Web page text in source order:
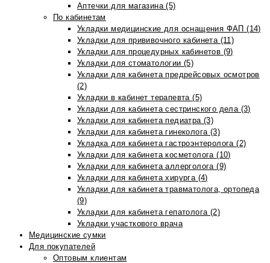
Аптечки для магазина (5)
По кабинетам
Укладки медицинские для оснащения ФАП (14)
Укладки для прививочного кабинета (11)
Укладки для процедурных кабинетов (9)
Укладки для стоматологии (5)
Укладки для кабинета предрейсовых осмотров
(2)
Укладки в кабинет терапевта (5)
Укладки для кабинета сестринского дела (3)
Укладки для кабинета педиатра (3)
Укладки для кабинета гинеколога (3)
Укладка для кабинета гастроэнтеролога (2)
Укладки для кабинета косметолога (10)
Укладки для кабинета аллерголога (9)
Укладки для кабинета хирурга (4)
Укладки для кабинета травматолога, ортопеда
(9)
Укладки для кабинета гепатолога (2)
Укладки участкового врача
Медицинские сумки
Для покупателей
Оптовым клиентам